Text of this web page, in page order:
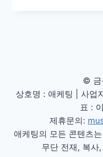
© 금
상호명 : 애케팅 | 사
표 :
제휴문의:
애케팅의 모든 콘텐츠
무단 전재, 복사